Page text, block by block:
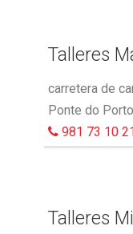
Talleres
carretera de
Ponte do Porto
981 73 10 21
Talleres